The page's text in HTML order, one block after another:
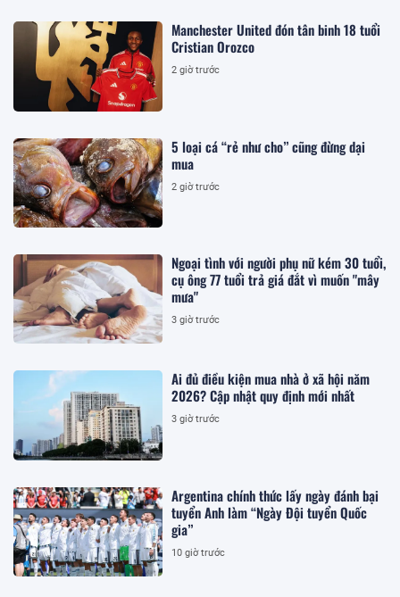
Manchester United đón tân binh 18 tuổi
Cristian Orozco
2 giờ trước
5 loại cá “rẻ như cho” cũng đừng dại
mua
2 giờ trước
Ngoại tình với người phụ nữ kém 30 tuổi,
cụ ông 77 tuổi trả giá đắt vì muốn "mây
mưa"
3 giờ trước
Ai đủ điều kiện mua nhà ở xã hội năm
2026? Cập nhật quy định mới nhất
3 giờ trước
Argentina chính thức lấy ngày đánh bại
tuyển Anh làm “Ngày Đội tuyển Quốc
gia”
10 giờ trước